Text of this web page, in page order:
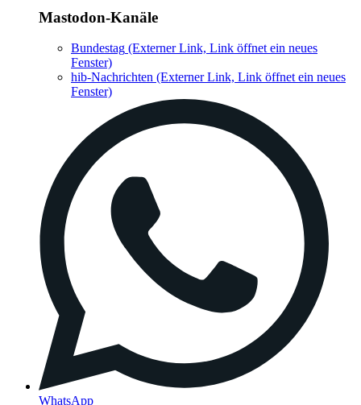
Mastodon-Kanäle
Bundestag (Externer Link, Link öffnet ein neues
Fenster)
hib-Nachrichten (Externer Link, Link öffnet ein neues
Fenster)
WhatsApp